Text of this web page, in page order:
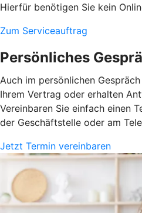
Hierfür benötigen Sie kein
Zum Serviceauftrag
Persönliches
Auch im persönlichen
Ihrem Vertrag oder erhalten
Vereinbaren Sie einfach einen
der Geschäftstelle oder am
Jetzt Termin vereinbaren